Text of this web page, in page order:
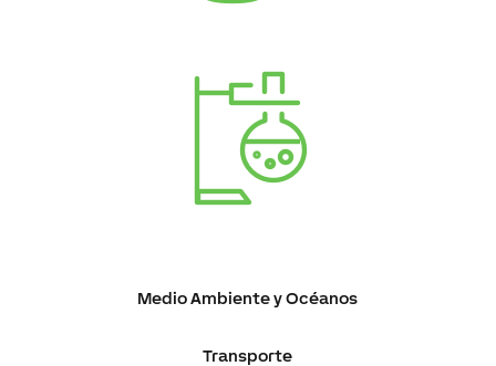
Medio Ambiente y Océanos
Transporte